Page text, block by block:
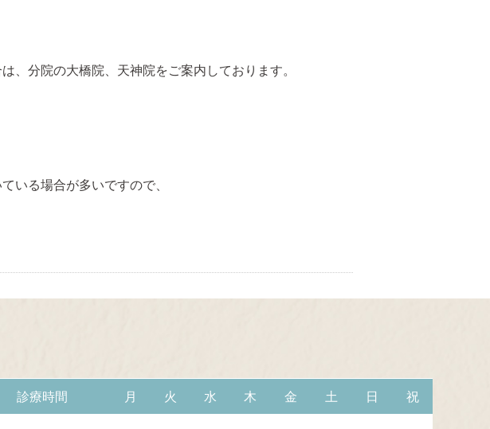
、分院の大橋院、天神院をご案内しております。
いる場合が多いですので、
診療時間 月 火 水 木 金 土 日 祝